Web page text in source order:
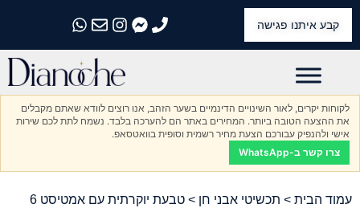
קבע איתנו פגישה
התקשרו אלינו
התקשרו אלינו
התקשרו אלינו
התקשרו אלינו
התקשרו אלינו
לקוחות יקרים, לאור השינויים הדינמיים בשער הזהב, אנו רוצים לוודא שאתם מקבלים
את ההצעה הטובה ביותר. המחירים באתר הם להערכה בלבד. נשמח לתת לכם שירות
אישי ולהנפיק עבורכם הצעת מחיר רשמית וסופית בוואטסאפ.
צרו קשר ב-WhatsApp
עמוד הבית > תכשיטי אבני חן
> טבעת יוקרתית עם אמטיסט 6